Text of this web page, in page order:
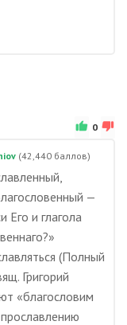
0
(42,440 баллов)
—
Его и глагола
(Полный
Григорий
«благословим